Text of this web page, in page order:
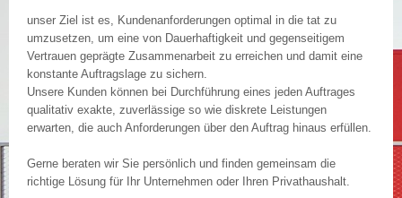
unser Ziel ist es, Kundenanforderungen optimal in die tat zu
umzusetzen, um eine von Dauerhaftigkeit und gegenseitigem
Vertrauen geprägte Zusammenarbeit zu erreichen und damit eine
konstante Auftragslage zu sichern.
Unsere Kunden können bei Durchführung eines jeden Auftrages
qualitativ exakte, zuverlässige so wie diskrete Leistungen
erwarten, die auch Anforderungen über den Auftrag hinaus erfüllen.
Gerne beraten wir Sie persönlich und finden gemeinsam die
richtige Lösung für Ihr Unternehmen oder Ihren Privathaushalt.